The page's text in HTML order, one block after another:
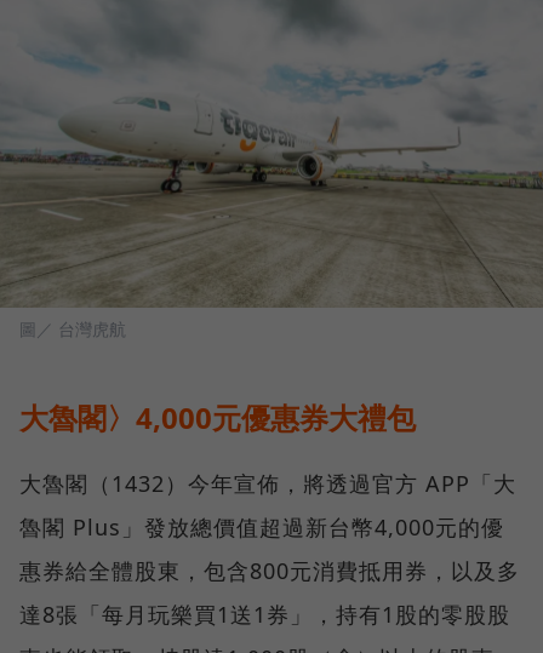
圖／ 台灣虎航
大魯閣〉4,000元優惠券大禮包
大魯閣（1432）今年宣佈，將透過官方 APP「大
魯閣 Plus」發放總價值超過新台幣4,000元的優
惠券給全體股東，包含800元消費抵用券，以及多
達8張「每月玩樂買1送1券」，持有1股的零股股